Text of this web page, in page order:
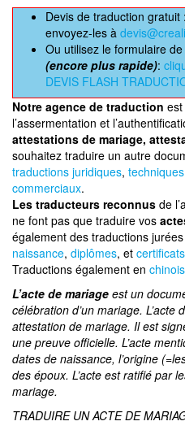
Devis de traduction
envoyez-les à
Ou utilisez le formulaire
(encore plus rapide):
DEVIS FLASH
Notre agence de traduction
l’assermentation et
attestations de mariage,
souhaitez traduire un autre
traductions juridiques, techniques
commerciaux.
Les traducteurs reconnus de
ne font pas que traduire vos
également des traductions
naissance, diplômes, et
Traductions également en chinois
L’acte de mariage est un
célébration d’un mariage.
attestation de mariage. Il est
une preuve officielle. L’acte
dates de naissance, l’origine
des époux. L’acte est ratifié par
mariage.
TRADUIRE UN ACTE DE